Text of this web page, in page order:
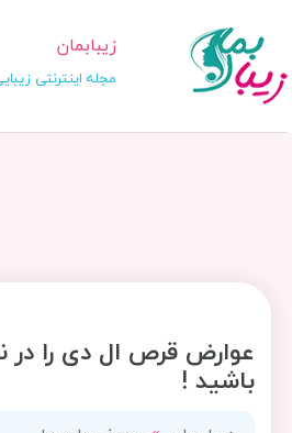
زیبابمان
مجله اینترنتی
عوارض قرص ال دی را در
باشید !